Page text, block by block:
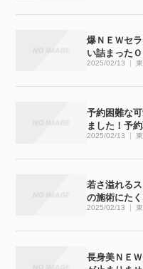
爆ＮＥＷセ
い詰まった
2025/02/13
予約困難な
ました！予
す
2025/02/13
若さ溢れる
の施術にた
2025/02/13
長身美ＮＥ